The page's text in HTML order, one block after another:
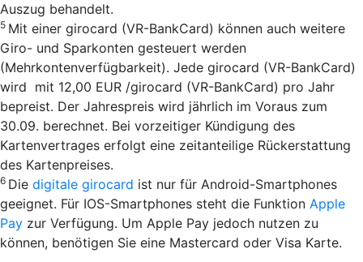
Auszug behandelt.
5 Mit einer girocard (VR-BankCard) können auch weitere
Giro- und Sparkonten gesteuert werden
(Mehrkontenverfügbarkeit). Jede girocard (VR-BankCard)
wird mit 12,00 EUR /girocard (VR-BankCard) pro Jahr
bepreist. Der Jahrespreis wird jährlich im Voraus zum
30.09. berechnet. Bei vorzeitiger Kündigung des
Kartenvertrages erfolgt eine zeitanteilige Rückerstattung
des Kartenpreises.
6 Die digitale girocard ist nur für Android-Smartphones
geeignet. Für IOS-Smartphones steht die Funktion Apple
Pay zur Verfügung. Um Apple Pay jedoch nutzen zu
können, benötigen Sie eine Mastercard oder Visa Karte.